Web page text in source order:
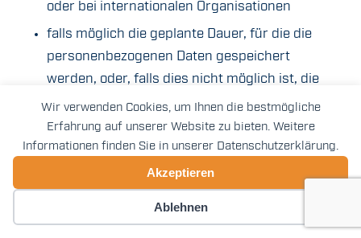
Wir verwenden Cookies, um Ihnen die bestmögliche
Erfahrung auf unserer Website zu bieten. Weitere
Informationen finden Sie in unserer Datenschutzerklärung.
Akzeptieren
Ablehnen
Cookie-Einstellungen
oder bei internationalen Organisationen
falls möglich die geplante Dauer, für die die
personenbezogenen Daten gespeichert
werden, oder, falls dies nicht möglich ist, die
Kriterien für die Festlegung dieser Dauer
das Bestehen eines Rechts auf Berichtigung
oder Löschung der sie betreffenden
personenbezogenen Daten oder auf